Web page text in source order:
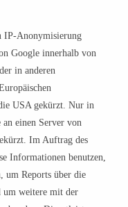
IP-Anonymisierung
Google innerhalb von
in anderen
USA gekürzt. Nur in
einen Server von
Im Auftrag des
Informationen benutzen,
um Reports über die
um weitere mit der